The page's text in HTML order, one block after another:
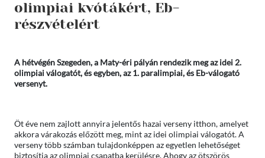
olimpiai kvótákért, Eb-
részvételért
A hétvégén Szegeden, a Maty-éri pályán rendezik meg az idei 2.
olimpiai válogatót, és egyben, az 1. paralimpiai, és Eb-válogató
versenyt.
Öt éve nem zajlott annyira jelentős hazai verseny itthon, amelyet
akkora várakozás előzött meg, mint az idei olimpiai válogatót. A
verseny több számban tulajdonképpen az egyetlen lehetőséget
biztosítja az olimpiai csapatba kerülésre. Ahogy az ötszörös